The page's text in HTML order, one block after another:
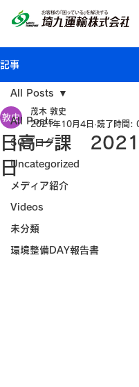
記事
All Posts
SQブログ
Uncategorized
メディア紹介
Videos
未分類
環境整備DAY報告書
All Posts
日高一課
日
茂木 敦史
2021年10月4日 読了時間: